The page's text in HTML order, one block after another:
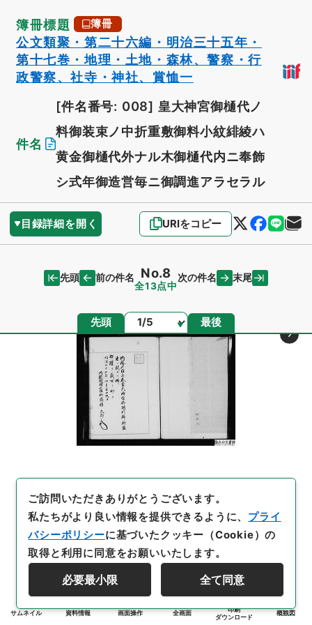
簿冊標題 簿冊
公文類聚・第二十六編・明治三十五年・
第十七巻・地理・土地・森林、警察・行
政警察、社寺・神社、賞恤一
件名
[件名番号: 008] 皇大神宮御樋代ノ
料御装束ノ中折重敷御料小紋緋綾ハ
黄金御樋代外ナル木御樋代内ニ奉飾
シ式年御造営毎ニ御調進アラセラル
目録詳細を開く URIをコピー
先頭 前の件名 No.8
全13点中
次の件名 末尾
先頭 ページ 最後
サムネイル 資料情報 画面操作 全画面
印刷
ダウンロード
概観図
ご訪問いただきありがとうございます。
私たちがより良い情報を提供できるように、 プライ
バシーポリシーに基づいたクッキー（Cookie）の
取得と利用に同意をお願いいたします。
必要最小限 全て同意